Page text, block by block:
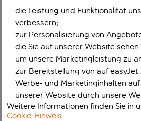
die Leistung und Funktionalität
verbessern;
zur Personalisierung von
die Sie auf unserer Website sehen
um unsere Marketingleistung zu
zur Bereitstellung von auf
Werbe- und Marketinginhalten
unserer Website durch unsere
Weitere Informationen finden Sie in
Cookie-Hinweis.